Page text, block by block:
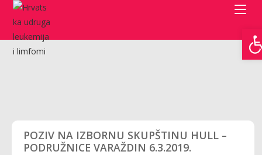
POZIV NA IZBORNU SKUPŠTINU HULL –
PODRUŽNICE VARAŽDIN 6.3.2019.
Open toolbar